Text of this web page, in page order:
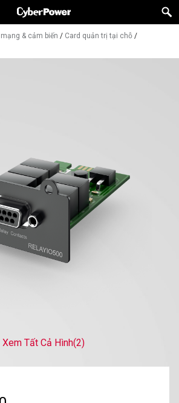
& cảm biến / Card quản trị tại chỗ /
Xem Tất Cả Hình(2)